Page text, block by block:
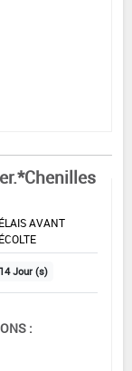
AVANT
14 Jour (s)
: